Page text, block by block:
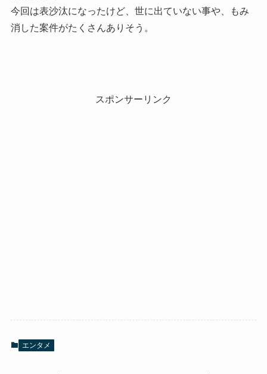
今回は表沙汰になったけど、世に出ていない事や、もみ
消した案件がたくさんありそう。
スポンサーリンク
エンタメ